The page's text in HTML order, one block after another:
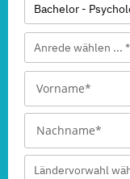
Bachelor -
Anrede wählen ... *
Ländervorwahl